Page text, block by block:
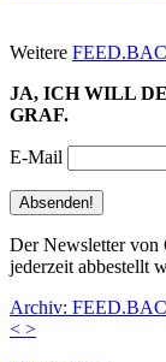
Weitere
JA, ICH WILL
GRAF.
E-Mail
Der Newsletter
jederzeit abbestellt
Archiv:
< >